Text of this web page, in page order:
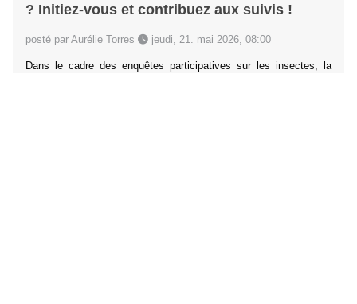
? Initiez-vous et contribuez aux suivis !
posté par Aurélie Torres jeudi, 21. mai 2026, 08:00
Dans le cadre des enquêtes participatives sur les insectes, la